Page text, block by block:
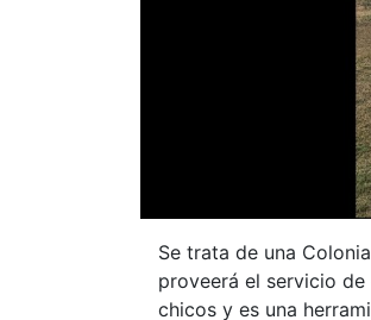
Se trata de una
proveerá el servicio
chicos y es una